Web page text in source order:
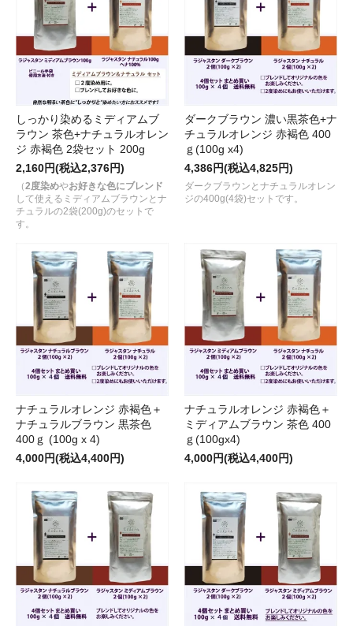
しっかり染めるミディアムブ
ラウン 茶色+ナチュラルオレン
ジ 赤褐色 2袋セット 200g
2,160円(税込2,376円)
（2度染めやお好きな色にブレンド
して使えるミディアムブラウンとナ
チュラルの2袋(200g)のセットで
す。
ダークブラウン 濃い黒茶色+ナ
チュラルオレンジ 赤褐色 400
ｇ(100g x4)
4,386円(税込4,825円)
ダークブラウンとナチュラルオレン
ジの400g(4袋)セットです。
ナチュラルオレンジ 赤褐色＋
ナチュラルブラウン 黒茶色
400ｇ (100g x 4)
4,000円(税込4,400円)
ナチュラルオレンジ 赤褐色＋
ミディアムブラウン 茶色 400
ｇ(100gx4)
4,000円(税込4,400円)